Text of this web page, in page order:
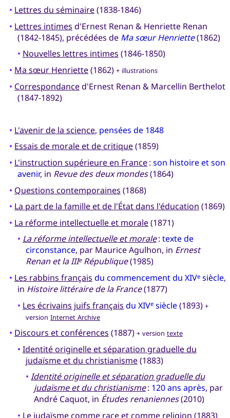
• Lettres du séminaire(1838-1846)
• Lettres intimes d'Ernest Renan & Henriette Renan
(1842-1845), précédées de Ma sœur Henriette(1862)
• Nouvelles lettres intimes (1846-1850)
• Ma sœur Henriette(1862) + illustrations
• Correspondanced'Ernest Renan & Marcellin Berthelot
(1847-1892)
• L'avenir de la science, pensées de 1848
• Essais de morale et de critique(1859)
• L'instruction supérieure en France: son histoire et son
avenir, in Revue des deux mondes(1864)
• Questions contemporaines (1868)
• La part de la famille et de l'État dans l'éducation (1869)
• La réforme intellectuelle et morale(1871)
• La réforme intellectuelle et morale: texte de
circonstance, par Maurice Agulhon, in Ernest
Renan et la IIIeRépublique(1985)
• Les rabbins français du commencement du XIVesiècle,
in Histoire littéraire de la France(1877)
• Les écrivains juifs français du XIVesiècle(1893) +
version Internet Archive
• Discours et conférences (1887) + version texte
• Identité originelle et séparation graduelle du
judaïsme et du christianisme(1883)
• Identité originelle et séparation graduelle du
judaïsme et du christianisme: 120 ans après, par
André Caquot, in Études renaniennes(2010)
• Le judaïsme comme race et comme religion (1883)